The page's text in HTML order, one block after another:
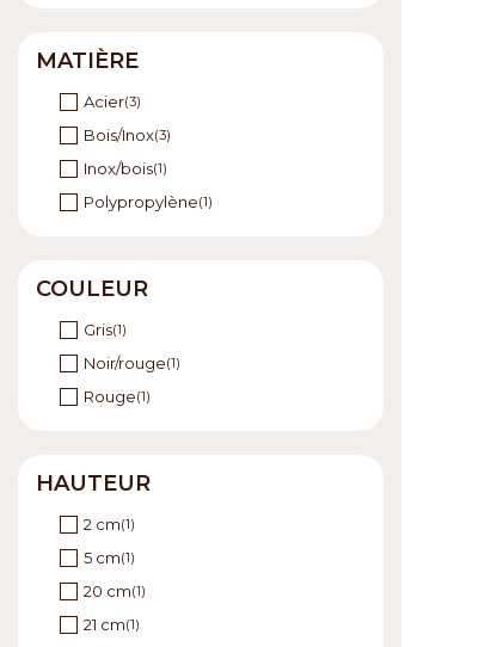
MATIÈRE
Acier(3)
Bois/Inox(3)
Inox/bois(1)
Polypropylène(1)
COULEUR
Gris(1)
Noir/rouge(1)
Rouge(1)
HAUTEUR
2 cm(1)
5 cm(1)
20 cm(1)
21 cm(1)